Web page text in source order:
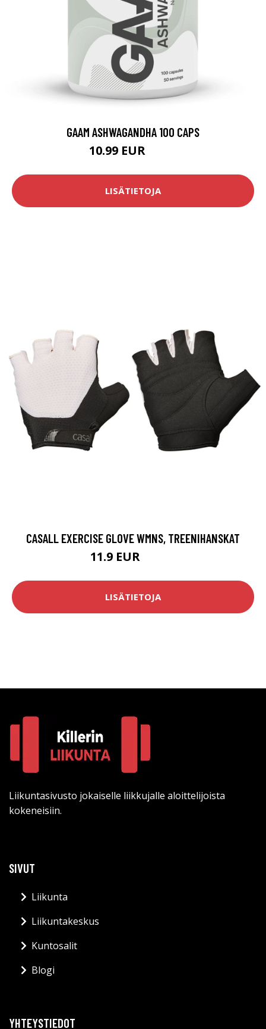
GAAM ASHWAGANDHA 100 CAPS
10.99 EUR
LISÄTIETOJA
CASALL EXERCISE GLOVE WMNS, TREENIHANSKAT
11.9 EUR
LISÄTIETOJA
Liikuntasivusto jokaiselle liikkujalle aloittelijoista
kokeneisiin.
SIVUT
Liikunta
Liikuntakeskus
Kuntosalit
Blogi
YHTEYSTIEDOT